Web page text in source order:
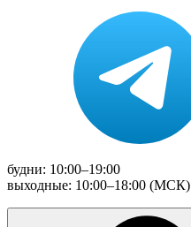
будни: 10:00–19:00
выходные: 10:00–18:00 (МСК)